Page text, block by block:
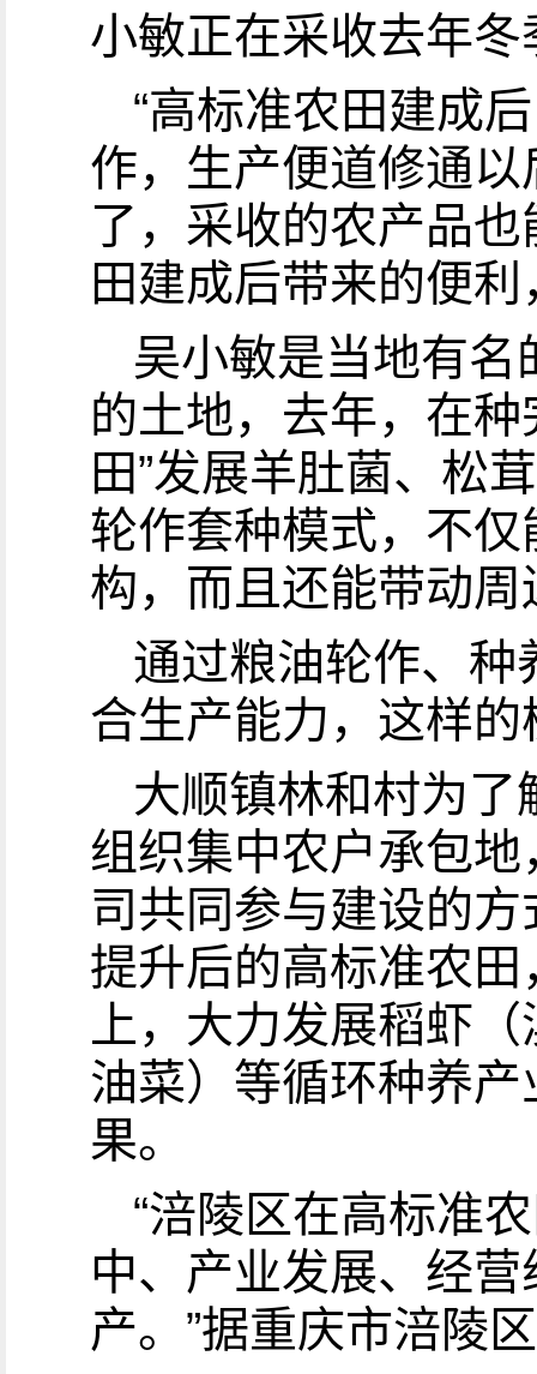
小敏正在采收去年
“高标准农田建成
作，生产便道修通
了，采收的农产品
田建成后带来的便
吴小敏是当地有名
的土地，去年，在
田”发展羊肚菌、松
轮作套种模式，不
构，而且还能带动
通过粮油轮作、种
合生产能力，这样
大顺镇林和村为
组织集中农户承包
司共同参与建设的
提升后的高标准农
上，大力发展稻虾
油菜）等循环种养产
果。
“涪陵区在高标准
中、产业发展、经
产。”据重庆市涪陵